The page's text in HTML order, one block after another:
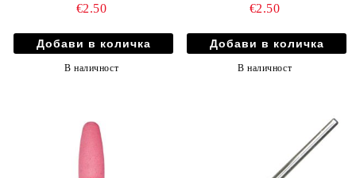
€2.50
В наличност
€2.50
В наличност